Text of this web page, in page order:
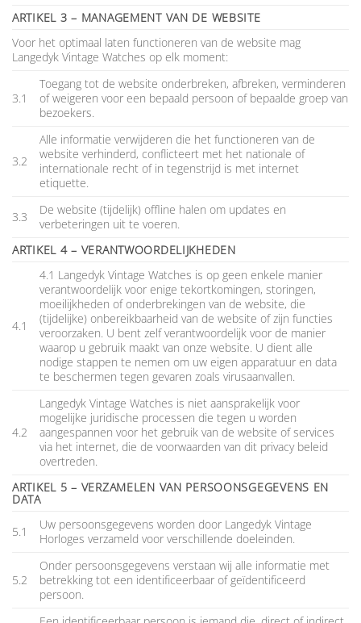
ARTIKEL 3 – MANAGEMENT VAN DE WEBSITE
Voor het optimaal laten functioneren van de website mag
Langedyk Vintage Watches op elk moment:
3.1
Toegang tot de website onderbreken, afbreken, verminderen
of weigeren voor een bepaald persoon of bepaalde groep van
bezoekers.
3.2
Alle informatie verwijderen die het functioneren van de
website verhinderd, conflicteert met het nationale of
internationale recht of in tegenstrijd is met internet
etiquette.
3.3
De website (tijdelijk) offline halen om updates en
verbeteringen uit te voeren.
ARTIKEL 4 – VERANTWOORDELIJKHEDEN
4.1
4.1 Langedyk Vintage Watches is op geen enkele manier
verantwoordelijk voor enige tekortkomingen, storingen,
moeilijkheden of onderbrekingen van de website, die
(tijdelijke) onbereikbaarheid van de website of zijn functies
veroorzaken. U bent zelf verantwoordelijk voor de manier
waarop u gebruik maakt van onze website. U dient alle
nodige stappen te nemen om uw eigen apparatuur en data
te beschermen tegen gevaren zoals virusaanvallen.
4.2
Langedyk Vintage Watches is niet aansprakelijk voor
mogelijke juridische processen die tegen u worden
aangespannen voor het gebruik van de website of services
via het internet, die de voorwaarden van dit privacy beleid
overtreden.
ARTIKEL 5 – VERZAMELEN VAN PERSOONSGEGEVENS EN
DATA
5.1
Uw persoonsgegevens worden door Langedyk Vintage
Horloges verzameld voor verschillende doeleinden.
5.2
Onder persoonsgegevens verstaan wij alle informatie met
betrekking tot een identificeerbaar of geïdentificeerd
persoon.